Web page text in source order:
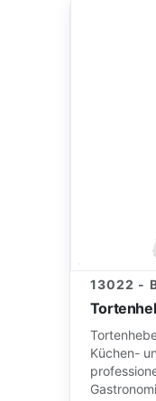
13022 -
Küchen-